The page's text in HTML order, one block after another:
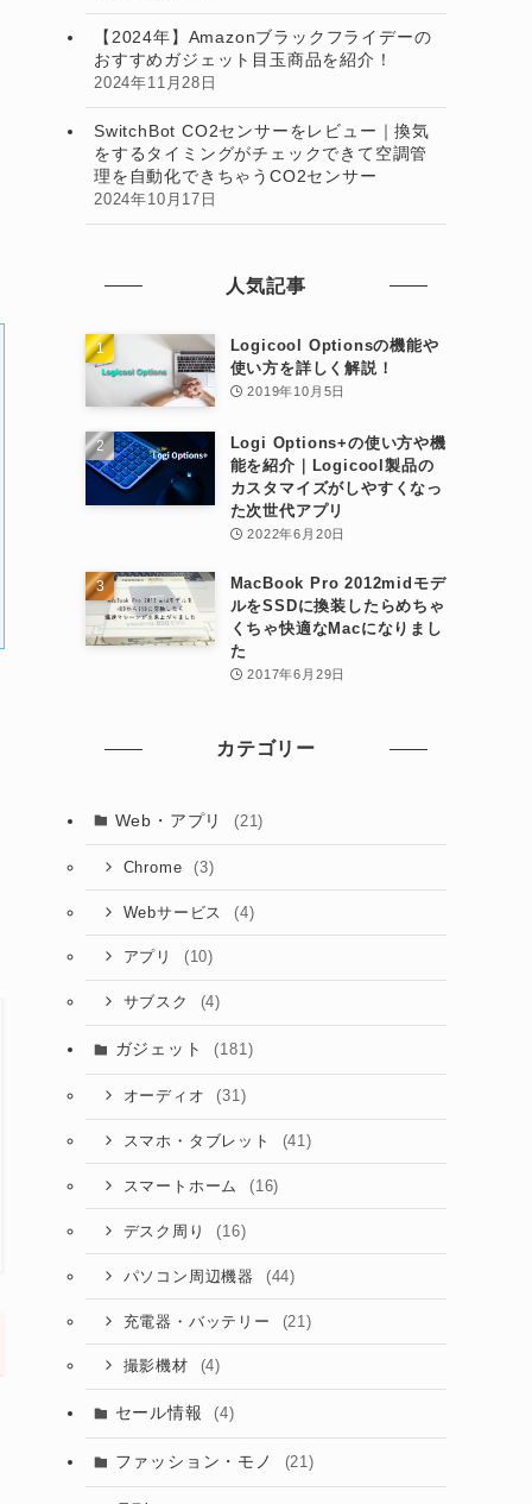
【2024年】Amazonブラックフライデーの
おすすめガジェット目玉商品を紹介！
2024年11月28日
SwitchBot CO2センサーをレビュー｜換気
をするタイミングがチェックできて空調管
理を自動化できちゃうCO2センサー
2024年10月17日
人気記事
Logicool Optionsの機能や
使い方を詳しく解説！
2019年10月5日
Logi Options+の使い方や機
能を紹介｜Logicool製品の
カスタマイズがしやすくなっ
た次世代アプリ
2022年6月20日
MacBook Pro 2012midモデ
ルをSSDに換装したらめちゃ
くちゃ快適なMacになりまし
た
2017年6月29日
カテゴリー
Web・アプリ (21)
Chrome (3)
Webサービス (4)
アプリ (10)
サブスク (4)
ガジェット (181)
オーディオ (31)
スマホ・タブレット (41)
スマートホーム (16)
デスク周り (16)
パソコン周辺機器 (44)
充電器・バッテリー (21)
撮影機材 (4)
セール情報 (4)
ファッション・モノ (21)